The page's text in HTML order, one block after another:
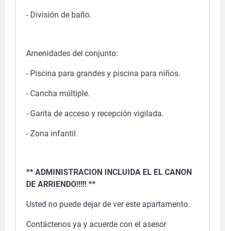
- División de baño.
Amenidades del conjunto:
- Piscina para grandes y piscina para niños.
- Cancha múltiple.
- Garita de acceso y recepción vigilada.
- Zona infantil.
** ADMINISTRACION INCLUIDA EL EL CANON
DE ARRIENDO!!!!! **
Usted no puede dejar de ver este apartamento.
Contáctenos ya y acuerde con el asesor